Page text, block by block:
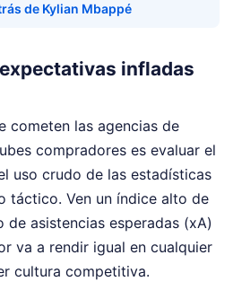
de Kylian Mbappé
infladas
cometen las agencias de
compradores es evaluar el
uso crudo de las estadísticas
táctico. Ven un índice alto de
de asistencias esperadas (xA)
va a rendir igual en cualquier
cultura competitiva.